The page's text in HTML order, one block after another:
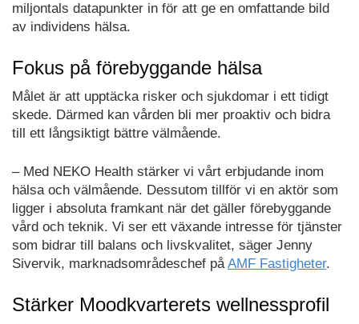
miljontals datapunkter in för att ge en omfattande bild
av individens hälsa.
Fokus på förebyggande hälsa
Målet är att upptäcka risker och sjukdomar i ett tidigt
skede. Därmed kan vården bli mer proaktiv och bidra
till ett långsiktigt bättre välmående.
– Med NEKO Health stärker vi vårt erbjudande inom
hälsa och välmående. Dessutom tillför vi en aktör som
ligger i absoluta framkant när det gäller förebyggande
vård och teknik. Vi ser ett växande intresse för tjänster
som bidrar till balans och livskvalitet, säger Jenny
Sivervik, marknadsområdeschef påAMF Fastigheter.
Stärker Moodkvarterets wellnessprofil